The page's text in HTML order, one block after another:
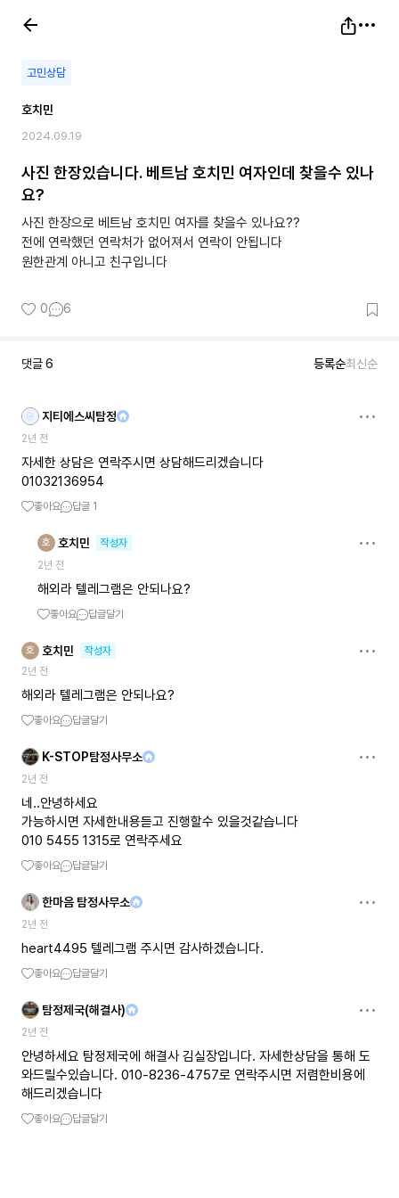
고민상담
호치민
2024.09.19
사진 한장있습니다. 베트남 호치민 여자인데 찾을수 있나
요?
사진 한장으로 베트남 호치민 여자를 찾을수 있나요??
전에 연락했던 연락처가 없어져서 연락이 안됩니다
원한관계 아니고 친구입니다
0 6
댓글6 등록순최신순
지티에스씨탐정
2년 전
자세한 상담은 연락주시면 상담해드리겠습니다
01032136954
좋아요 답글 1
호 호치민
작성자
2년 전
해외라 텔레그램은 안되나요?
좋아요 답글달기
호 호치민
작성자
2년 전
해외라 텔레그램은 안되나요?
좋아요 답글달기
K-STOP탐정사무소
2년 전
네..안녕하세요
가능하시면 자세한내용듣고 진행할수 있을것같습니다
010 5455 1315로 연락주세요
좋아요 답글달기
한마음 탐정사무소
2년 전
heart4495 텔레그램 주시면 감사하겠습니다.
좋아요 답글달기
탐정제국(해결사)
2년 전
안녕하세요 탐정제국에 해결사 김실장입니다. 자세한상담을 통해 도
와드릴수있습니다. 010-8236-4757로 연락주시면 저렴한비용에
해드리겠습니다
좋아요 답글달기